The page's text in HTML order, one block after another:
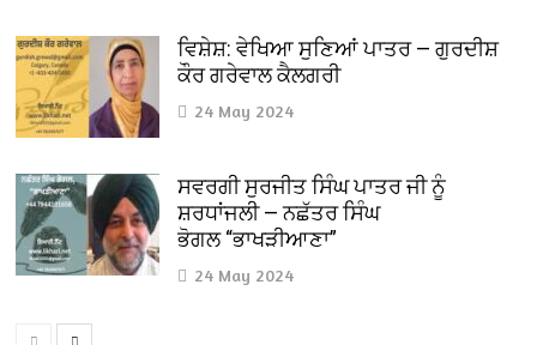
ਵਿਸ਼ੇਸ਼: ਵੇਖਿਆ ਸੁਣਿਆਂ ਪਾਤਰ — ਗੁਰਦੀਸ਼
ਕੌਰ ਗਰੇਵਾਲ ਕੈਲਗਰੀ
24 May 2024
ਸਵਰਗੀ ਸੁਰਜੀਤ ਸਿੰਘ ਪਾਤਰ ਜੀ ਨੂੰ
ਸ਼ਰਧਾਂਜਲੀ — ਨਛੱਤਰ ਸਿੰਘ
ਭੋਗਲ “ਭਾਖੜੀਆਣਾ”
24 May 2024